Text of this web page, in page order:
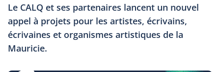
Le CALQ et ses partenaires lancent un nouvel
appel à projets pour les artistes, écrivains,
écrivaines et organismes artistiques de la
Mauricie.